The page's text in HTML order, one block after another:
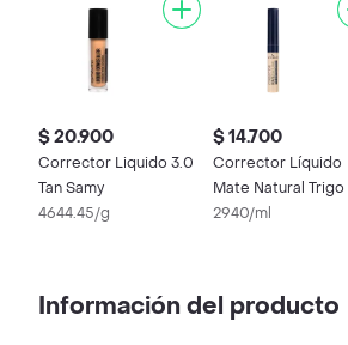
$ 20.900
Corrector Liquido 3.0
Tan Samy
4644.45/g
$ 14.700
Corrector Líquido
Mate Natural Trigo
mL
2940/ml
Información del producto